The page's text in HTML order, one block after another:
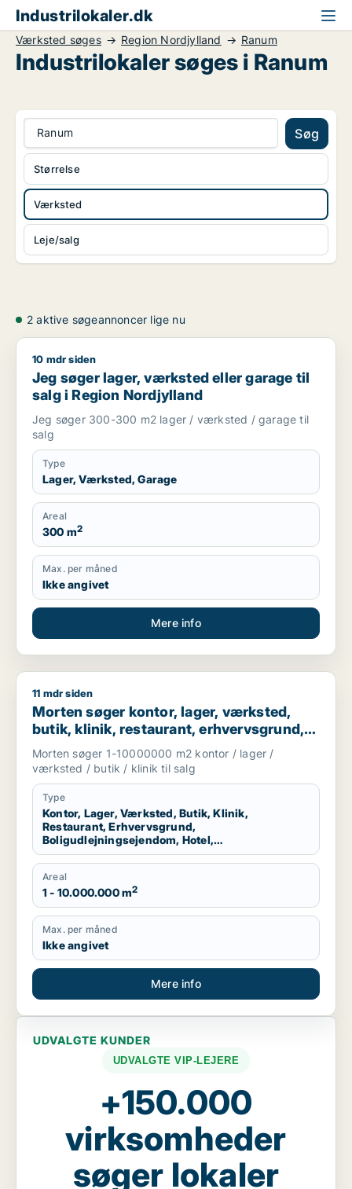
Industrilokaler.dk
Værksted søges Region Nordjylland Ranum
Industrilokaler søges i Ranum
Ranum Søg
Værksted
Leje/salg
Størrelse
2 aktive søgeannoncer lige nu
Jeg søger lager, værksted eller garage til salg i Region
10 mdr siden
Jeg søger lager, værksted eller garage til
salg i Region Nordjylland
Jeg søger 300-300 m2 lager / værksted / garage til
salg
Type
Lager, Værksted, Garage
Areal
300 m2
Max. per måned
Ikke angivet
Mere info
Morten søger kontor, lager, værksted, butik, klinik,
11 mdr siden
Morten søger kontor, lager, værksted,
butik, klinik, restaurant, erhvervsgrund,
boligudlejningsejendom, hotel eller
produktionslokaler til salg i Region
Nordjylland
Morten søger 1-10000000 m2 kontor / lager /
værksted / butik / klinik til salg
Type
Kontor, Lager, Værksted, Butik, Klinik,
Restaurant, Erhvervsgrund,
Boligudlejningsejendom, Hotel,
Produktionslokaler
Areal
1 - 10.000.000 m2
Max. per måned
Ikke angivet
Mere info
UDVALGTE KUNDER
UDVALGTE VIP-LEJERE
+150.000
virksomheder
søger lokaler